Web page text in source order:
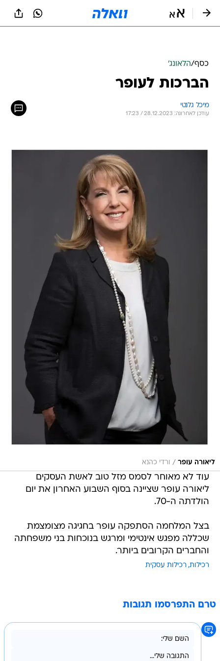
כסף/הלאונג'
הברכות לעופר
מיכל גלנטי
עודכן לאחרונה: 28.12.2023 / 17:23
ליאורה עופר / ורדי כהנא
עוד לא מאוחר לסמס מזל טוב לאשת העסקים
ליאורה עופר שציינה בסוף השבוע האחרון את יום
הולדתה ה-70.
בצל המלחמה הסתפקה עופר בחגיגה מצומצמת
שכללה מפגש אינטימי ומרגש בנוכחות בני משפחתה
והחברים הקרובים ביותר.
רכילות רכילות עסקית
טרם התפרסמו תגובות